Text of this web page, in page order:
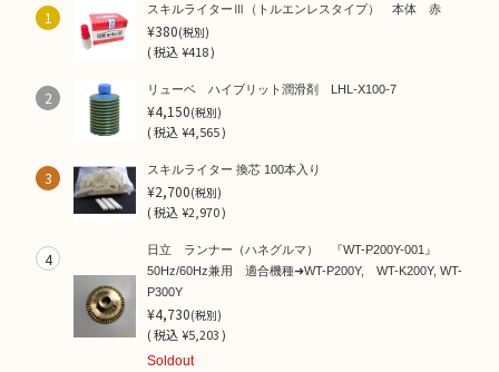
1 スキルライターⅢ（トルエンレスタイプ） 本体 赤
¥380(税別)
(税込¥418 )
2 リューベ ハイブリット潤滑剤 LHL-X100-7
¥4,150(税別)
(税込¥4,565 )
3 スキルライター 換芯 100本入り
¥2,700(税別)
(税込¥2,970 )
4
日立 ランナー（ハネグルマ） 『WT-P200Y-001』
50Hz/60Hz兼用 適合機種➜WT-P200Y, WT-K200Y, WT-
P300Y
¥4,730(税別)
(税込¥5,203 )
Soldout